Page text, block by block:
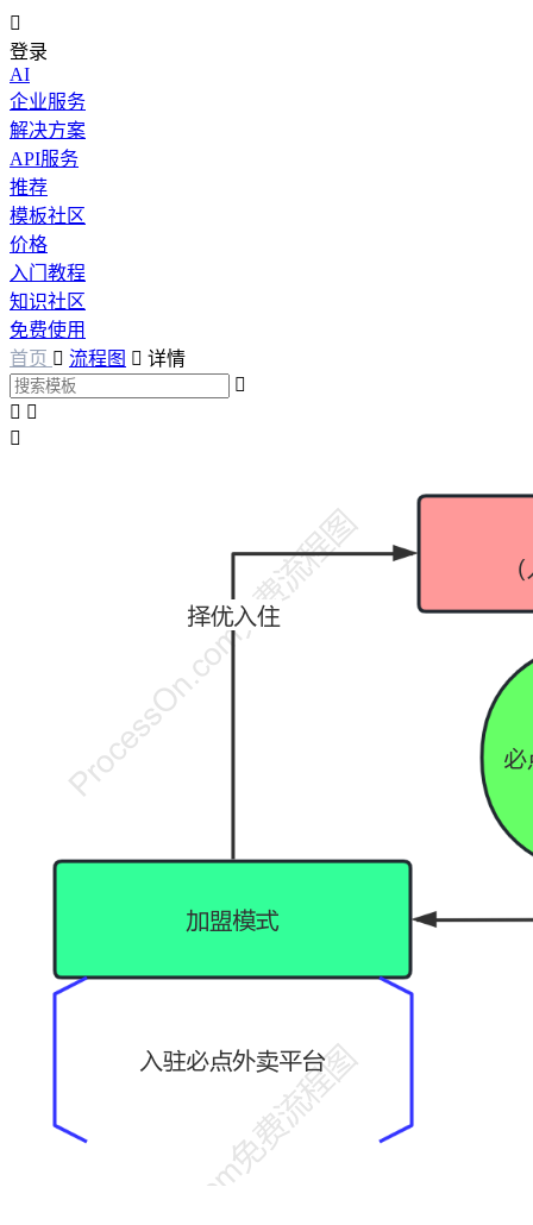

登录
AI
企业服务
解决方案
API服务
推荐
模板社区
价格
入门教程
知识社区
免费使用
首页  流程图  详情

 
